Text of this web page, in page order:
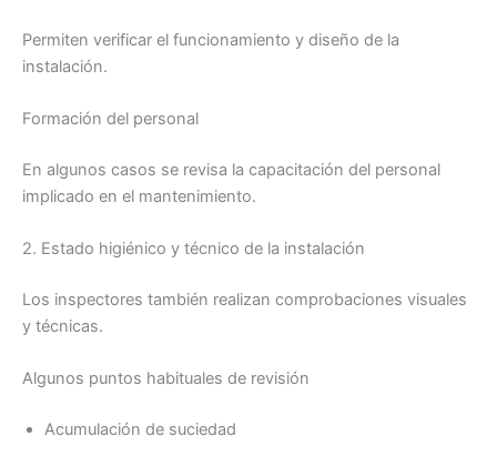
Permiten verificar el funcionamiento y diseño de la
instalación.
Formación del personal
En algunos casos se revisa la capacitación del personal
implicado en el mantenimiento.
2. Estado higiénico y técnico de la instalación
Los inspectores también realizan comprobaciones visuales
y técnicas.
Algunos puntos habituales de revisión
Acumulación de suciedad